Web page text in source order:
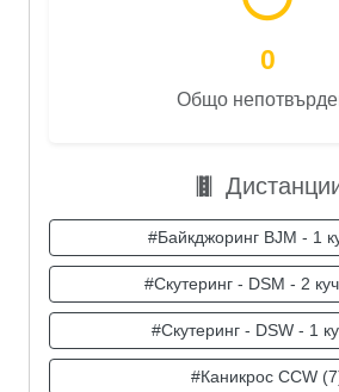
0
Общо
#Байкджоринг BJM - 1
#Скутеринг - DSM - 2
#Скутеринг - DSW - 1
#Каникрос CCW